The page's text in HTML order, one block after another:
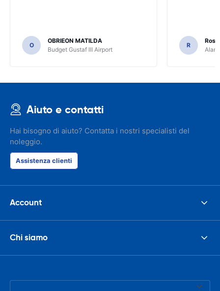
O
OBRIEON MATILDA
Budget Gustaf III Airport
R
Aiuto e contatti
Hai bisogno di aiuto? Contatta i nostri specialisti del
noleggio.
Assistenza clienti
Account
Chi siamo